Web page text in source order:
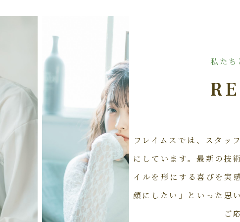
私た
フレイムスでは、スタッ
にしています。最新の技
イルを形にする喜びを実
顔にしたい」といった思
ご